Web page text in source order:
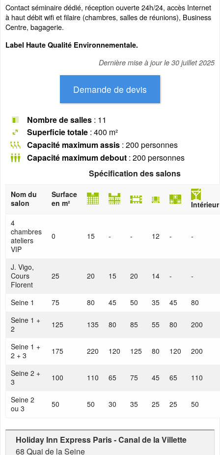
Contact séminaire dédié, réception ouverte 24h/24, accès Internet
à haut débit wifi et filaire (chambres, salles de réunions), Business
Centre, bagagerie.
Label Haute Qualité Environnementale.
Dernière mise à jour le 30 juillet 2025
Nombre de salles : 11
Superficie totale : 400 m²
Capacité maximum assis : 200 personnes
Capacité maximum debout : 200 personnes
Spécification des salons
Nom du
salon
Surface
en m²
Intérieur
4
chambres
ateliers
VIP
0 15 - - 12 - -
J. Vigo,
Cours
Florent
25 20 15 20 14 - -
Seine 1 75 80 45 50 35 45
80
Seine 1 +
2
125 135 80 85 55 80 200
Seine 1 +
2 + 3
175 220 120 125 80 120 200
Seine 2 +
3
100 110 65 75 45 65 110
Seine 2
ou 3
50 50 30 35 25 25 50
Holiday Inn Express Paris - Canal de la Villette
68 Quai de la Seine